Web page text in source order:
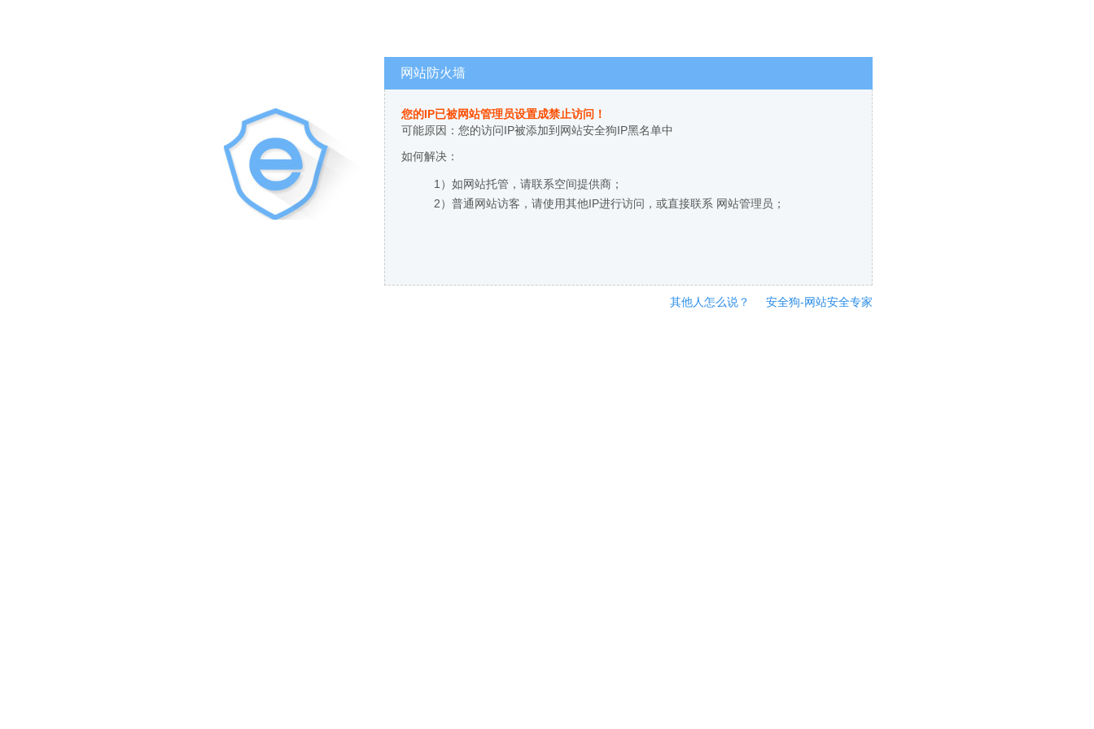
网站防火墙
您的IP已被网站管理员设置成禁止访问！
可能原因：您的访问IP被添加到网站安全狗IP黑名单中
如何解决：
1）如网站托管，请联系空间提供商；
2）普通网站访客，请使用其他IP进行访问，或直接联系 网站管理员；
其他人怎么说？ 安全狗-网站安全专家